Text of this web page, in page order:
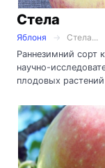
Стела
Яблоня
Стела...
Раннезимний сорт
научно-
плодовых